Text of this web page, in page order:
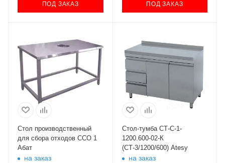
ПОД ЗАКАЗ ПОД ЗАКАЗ
Стол производственный
для сбора отходов ССО 1
Абат
на заказ
Стол-тумба СТ-С-1-
1200.600-02-К
(СТ-3/1200/600) Atesy
на заказ